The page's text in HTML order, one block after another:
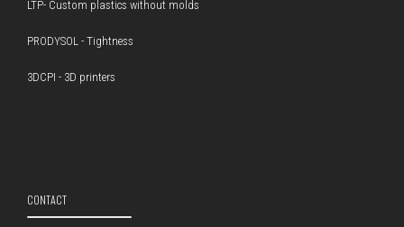
LTP- Custom plastics without molds
PRODYSOL - Tightness
3DCPI - 3D printers
CONTACT